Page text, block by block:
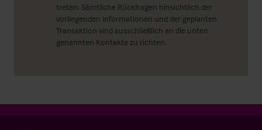
treten. Sämtliche Rückfragen hinsichtlich der
vorliegenden Informationen und der geplanten
Transaktion sind ausschließlich an die unten
genannten Kontakte zu richten.